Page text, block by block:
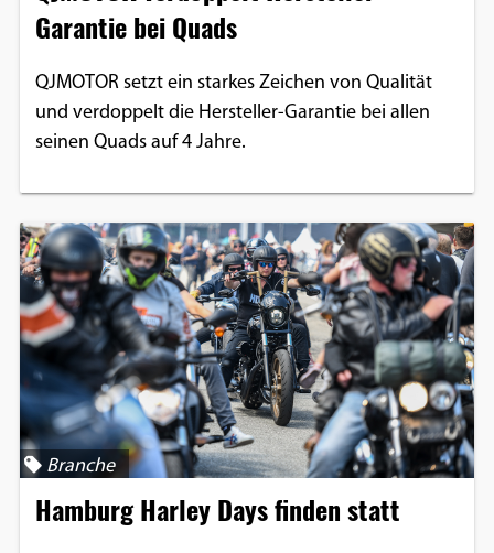
Garantie bei Quads
QJMOTOR setzt ein starkes Zeichen von Qualität
und verdoppelt die Hersteller-Garantie bei allen
seinen Quads auf 4 Jahre.
Branche
Hamburg Harley Days finden statt